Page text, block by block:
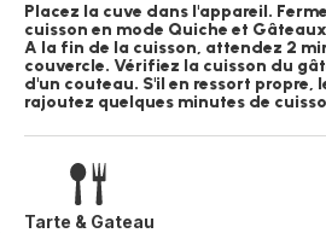
Placez la cuve dans l'appareil.
cuisson en mode Quiche et
A la fin de la cuisson, attendez 2
couvercle. Vérifiez la cuisson du
d'un couteau. S'il en ressort propre,
rajoutez quelques minutes de
Tarte & Gateau